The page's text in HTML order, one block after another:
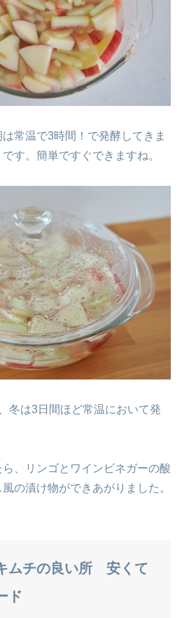
常温で3時間！で発酵してきま
す。簡単ですぐできますね。
冬は3日間ほど常温において発
、リンゴとワインビネガーの酸
の漬け物ができあがりました。
ムチの良い所 安くて
ド